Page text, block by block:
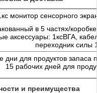
монитор сенсорного
в 5 частях/
аксессуары: 1ксВГА,
переходник силы
дни для продуктов запаса
15 рабочих дней для
и преимущества